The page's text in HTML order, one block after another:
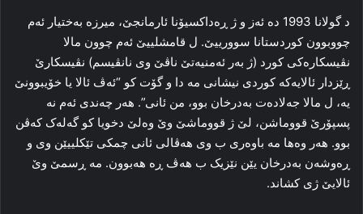
د گولانا 1993 ده‌ ئه‌ز و ژ ڕه‌داکسیۆنا ئارمانجێ، میرزه‌ به‌ختیار ئه‌م
چووبوون کوردستانا سوورییێ. ل قامشلییێ ئه‌م چوون مالا
نڤیسکاره‌کی کورد (ژ به‌ر ئه‌منیه‌تێ ناڤێ وی نانڤیسم) نڤیسکارێ
ڕێزدار ئالایه‌که‌ کوردی نیشانی مه‌ دا و گۆت کو “ئه‌ڤ ئالا یا خۆیبوونێ
یه‌، ل مالا جه‌لاده‌ت به‌درخان بوو، من ئانی”. هه‌ر چه‌ندی ئه‌م نه‌
پسپۆرێ قووماشن، لێ ژ قووماشێ وێ وه‌لێ دخویا کو گه‌له‌ک که‌ڤن
بوو. هه‌ر وه‌ها مه‌ باوه‌ری ب وی هه‌ڤالی ئانی چمکی تێکلییێن وی و
ڕه‌وشه‌ن به‌درخان یێن نێزیک ب هه‌ڤ ڕه‌ هه‌بوون. مه‌ ڕسمێ وێ
ئالایێ ژی کشاند.